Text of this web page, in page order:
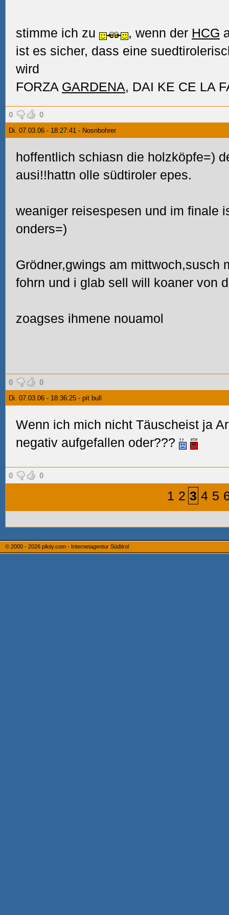
stimme ich zu , wenn der HCG
ist es sicher, dass eine
wird
FORZA GARDENA, DAI KE CE LA
0 0
Di. 07.03.06 - 18:27:41 - Nosnbohrer
hoffentlich schiasn die holzköpfe=)
ausi!!hattn olle südtiroler epes.
weaniger reisespesen und im finale
onders=)
Grödner,gwings am mittwoch,susch
fohrn und i glab sell will koaner von
zoagses ihmene nouamol
0 0
Di. 07.03.06 - 18:36:25 - pit bull
Wenn ich mich nicht Täuscheist ja
negativ aufgefallen oder???
0 0
1 2 3 4 5
© 2000 - 2026 piloly.com - Internetagentur Südtirol